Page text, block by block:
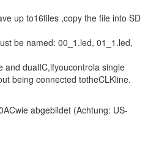
up to16files ,copy the file into SD
be named: 00_1.led, 01_1.led,
and dualIC,ifyoucontrola single
being connected totheCLKline.
abgebildet (Achtung: US-